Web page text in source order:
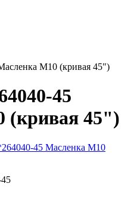
М10 (кривая 45")
45
(кривая 45")